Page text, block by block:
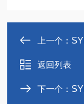
上一个：
返回列表
下一个：